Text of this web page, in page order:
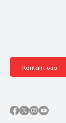
Kontakt oss